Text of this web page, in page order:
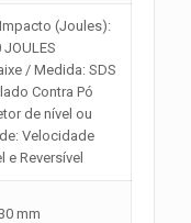
(Joules):
JOULES
/ Medida: SDS
Contra Pó
de nível ou
Velocidade
e Reversível
mm